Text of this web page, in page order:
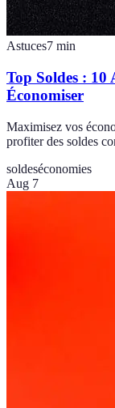
Astuces7 min
Top Soldes : 10
Économiser
Maximisez vos
profiter des soldes
soldeséconomies
Aug 7